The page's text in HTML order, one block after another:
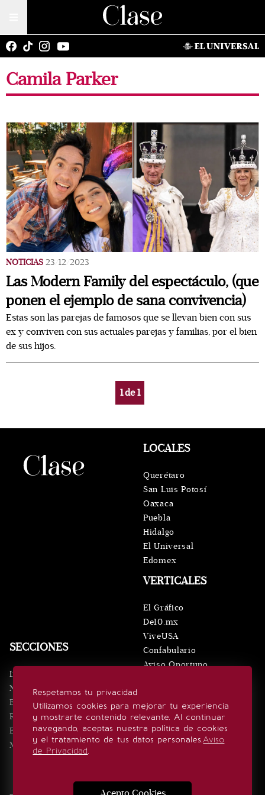
Camila Parker
NOTICIAS 23/12/2023
Las Modern Family del espectáculo, (que
ponen el ejemplo de sana convivencia)
Estas son las parejas de famosos que se llevan bien con sus
ex y conviven con sus actuales parejas y familias, por el bien
de sus hijos.
1de1
Respetamos tu privacidad
Utilizamos cookies para mejorar tu experiencia
y mostrarte contenido relevante. Al continuar
navegando, aceptas nuestra política de cookies
y el tratamiento de tus datos personales.Aviso
de Privacidad.
SECCIONES
Inicio
Noticias
Eventos
Realeza
Estilo de vida
Minuto x Minuto
VERTICALES
El Gráfico
De10.mx
ViveUSA
Confabulario
Aviso Oportuno
LOCALES
Querétaro
San Luis Potosí
Oaxaca
Puebla
Hidalgo
El Universal
Edomex
SÍGUENOS